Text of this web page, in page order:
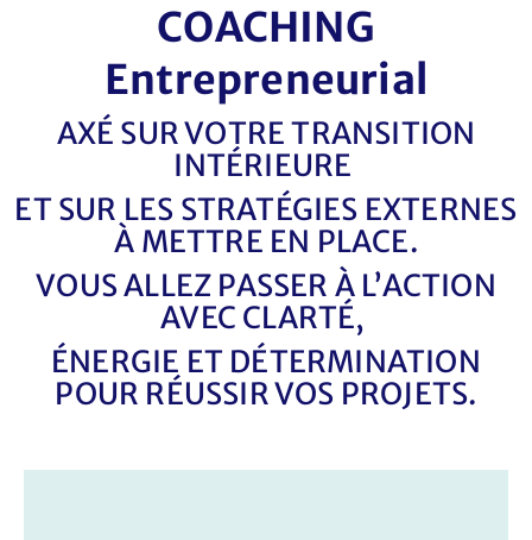
COACHING
Entrepreneurial
AXÉ SUR VOTRE TRANSITION
INTÉRIEURE
ET SUR LES STRATÉGIES EXTERNES
À METTRE EN PLACE.
VOUS ALLEZ PASSER À L’ACTION
AVEC CLARTÉ,
ÉNERGIE ET DÉTERMINATION
POUR RÉUSSIR VOS PROJETS.